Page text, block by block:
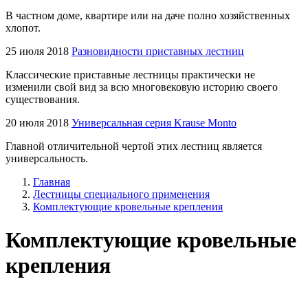
В частном доме, квартире или на даче полно хозяйственных
хлопот.
25 июля 2018 Разновидности приставных лестниц
Классические приставные лестницы практически не
изменили свой вид за всю многовековую историю своего
существования.
20 июля 2018 Универсальная серия Krause Monto
Главной отличительной чертой этих лестниц является
универсальность.
Главная
Лестницы специального применения
Комплектующие кровельные крепления
Комплектующие кровельные
крепления